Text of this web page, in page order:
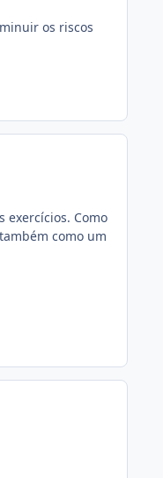
os riscos
exercícios. Como
como um